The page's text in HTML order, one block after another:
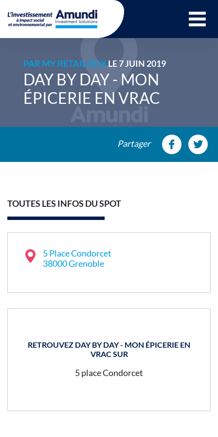
PAR MY RETAIL BOXLE 7 JUIN 2019
DAY BY DAY - MON
ÉPICERIE EN VRAC
Partager
TOUTES LES INFOS DU SPOT
5 Place Condorcet
38000 Grenoble
RETROUVEZ DAY BY DAY - MON ÉPICERIE EN
VRAC SUR
5 place Condorcet